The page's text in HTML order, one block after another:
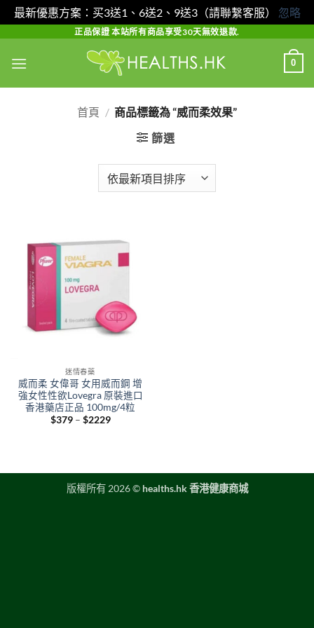
最新優惠方案：买3送1、6送2、9送3（請聯繫客服） 忽略
content
正品保證 本站所有商品享受30天無效退款.
0
首頁 / 商品標籤為 “威而柔效果”
篩選
迷情春藥
威而柔 女偉哥 女用威而鋼 增
強女性性欲Lovegra 原裝進口
香港藥店正品 100mg/4粒
$379 – $2229Price
版權所有 2026 © healths.hk 香港健康商城